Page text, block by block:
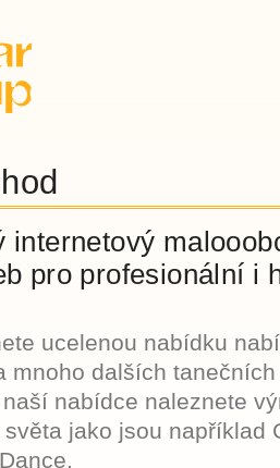
internetový
pro profesionální i
ucelenou nabídku
mnoho dalších
nabídce naleznete
jako jsou například